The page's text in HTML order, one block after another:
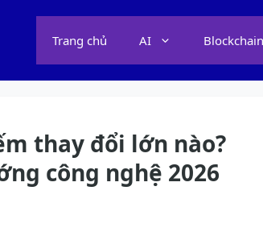
Trang chủ AI
thay đổi lớn nào?
công nghệ 2026